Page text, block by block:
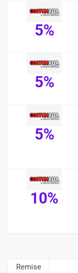
5%
5%
5%
10%
Remise